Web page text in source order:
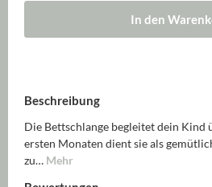
In den
Beschreibung
Die Bettschlange begleitet dein Kind
ersten Monaten dient sie als
zu… Mehr